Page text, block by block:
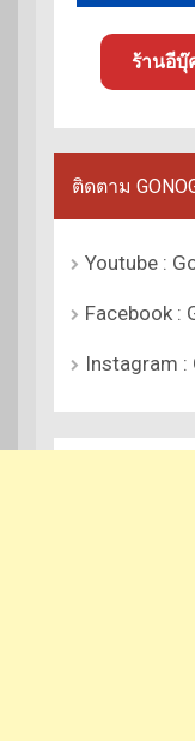
ร้านอีบุ๊
ติดตาม
Youtube :
Facebook :
Instagram :